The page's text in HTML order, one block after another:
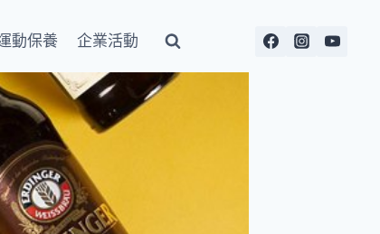
動保養 企業活動